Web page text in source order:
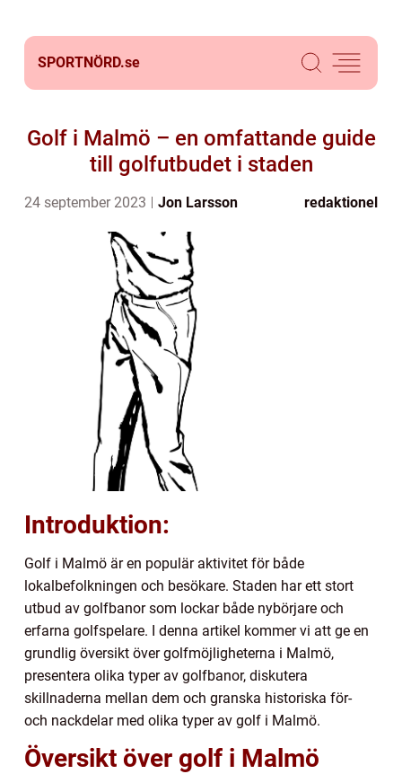
SPORTNÖRD.se
Golf i Malmö – en omfattande guide
till golfutbudet i staden
24 september 2023 Jon Larsson redaktionel
Introduktion:
Golf i Malmö är en populär aktivitet för både
lokalbefolkningen och besökare. Staden har ett stort
utbud av golfbanor som lockar både nybörjare och
erfarna golfspelare. I denna artikel kommer vi att ge en
grundlig översikt över golfmöjligheterna i Malmö,
presentera olika typer av golfbanor, diskutera
skillnaderna mellan dem och granska historiska för-
och nackdelar med olika typer av golf i Malmö.
Översikt över golf i Malmö